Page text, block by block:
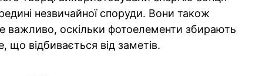
незвичайної споруди. Вони також
важливо, оскільки фотоелементи збирають
що відбивається від заметів.